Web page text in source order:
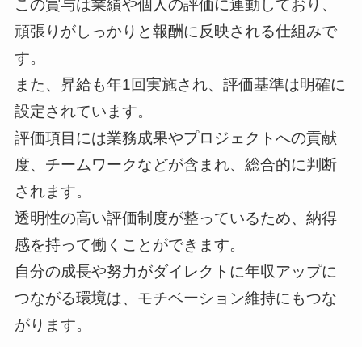
この賞与は業績や個人の評価に連動しており、
頑張りがしっかりと報酬に反映される仕組みで
す。
また、昇給も年1回実施され、評価基準は明確に
設定されています。
評価項目には業務成果やプロジェクトへの貢献
度、チームワークなどが含まれ、総合的に判断
されます。
透明性の高い評価制度が整っているため、納得
感を持って働くことができます。
自分の成長や努力がダイレクトに年収アップに
つながる環境は、モチベーション維持にもつな
がります。